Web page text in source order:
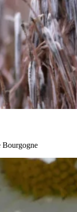
Bourgogne